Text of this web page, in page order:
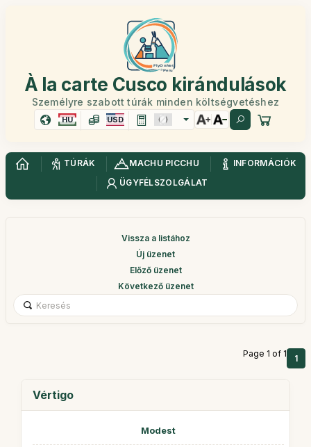
À la carte Cusco kirándulások
Személyre szabott túrák minden költségvetéshez
HU USD
TÚRÁK MACHU PICCHU
INFORMÁCIÓK
ÜGYFÉLSZOLGÁLAT
Vissza a listához
Új üzenet
Előző üzenet
Következő üzenet
Page 1 of 1 1
Vértigo
Modest